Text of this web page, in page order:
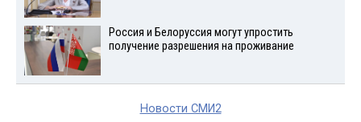
Россия и Белоруссия могут упростить
получение разрешения на проживание
Новости СМИ2